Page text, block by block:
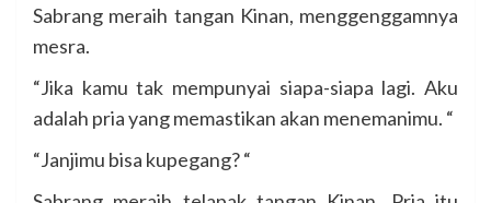
Sabrang meraih tangan Kinan, menggenggamnya
mesra.
“Jika kamu tak mempunyai siapa-siapa lagi. Aku
adalah pria yang memastikan akan menemanimu. “
“Janjimu bisa kupegang? “